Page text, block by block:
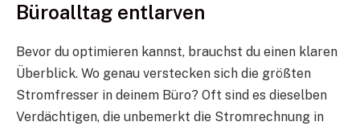
Büroalltag entlarven
Bevor du optimieren kannst, brauchst du einen klaren
Überblick. Wo genau verstecken sich die größten
Stromfresser in deinem Büro? Oft sind es dieselben
Verdächtigen, die unbemerkt die Stromrechnung in